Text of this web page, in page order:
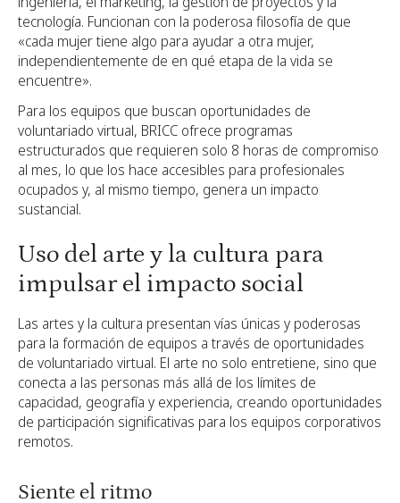
tecnología. Funcionan con la poderosa filosofía de que
«cada mujer tiene algo para ayudar a otra mujer,
independientemente de en qué etapa de la vida se
encuentre».
Para los equipos que buscan oportunidades de
voluntariado virtual, BRICC ofrece programas
estructurados que requieren solo 8 horas de compromiso
al mes, lo que los hace accesibles para profesionales
ocupados y, al mismo tiempo, genera un impacto
sustancial.
Uso del arte y la cultura para
impulsar el impacto social
Las artes y la cultura presentan vías únicas y poderosas
para la formación de equipos a través de oportunidades
de voluntariado virtual. El arte no solo entretiene, sino que
conecta a las personas más allá de los límites de
capacidad, geografía y experiencia, creando oportunidades
de participación significativas para los equipos corporativos
remotos.
Siente el ritmo